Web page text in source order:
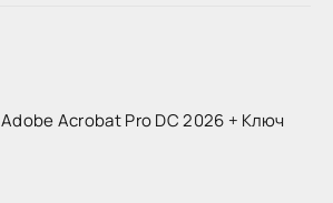
Adobe Acrobat Pro DC 2026 + Ключ